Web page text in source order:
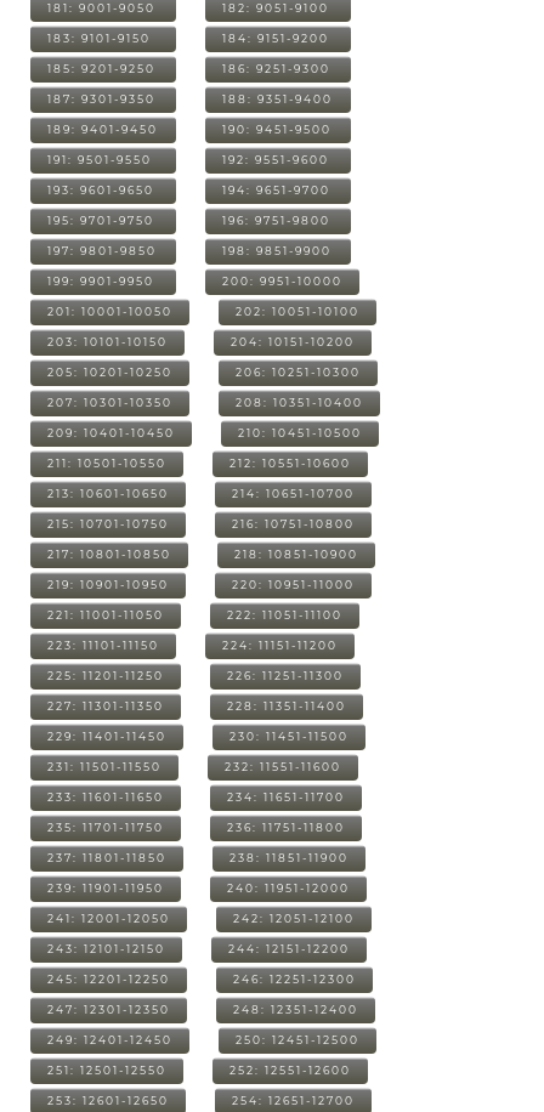
181: 9001-9050 182: 9051-9100
183: 9101-9150 184: 9151-9200
185: 9201-9250 186: 9251-9300
187: 9301-9350 188: 9351-9400
189: 9401-9450 190: 9451-9500
191: 9501-9550 192: 9551-9600
193: 9601-9650 194: 9651-9700
195: 9701-9750 196: 9751-9800
197: 9801-9850 198: 9851-9900
199: 9901-9950 200: 9951-10000
201: 10001-10050 202: 10051-10100
203: 10101-10150 204: 10151-10200
205: 10201-10250 206: 10251-10300
207: 10301-10350 208: 10351-10400
209: 10401-10450 210: 10451-10500
211: 10501-10550 212: 10551-10600
213: 10601-10650 214: 10651-10700
215: 10701-10750 216: 10751-10800
217: 10801-10850 218: 10851-10900
219: 10901-10950 220: 10951-11000
221: 11001-11050 222: 11051-11100
223: 11101-11150 224: 11151-11200
225: 11201-11250 226: 11251-11300
227: 11301-11350 228: 11351-11400
229: 11401-11450 230: 11451-11500
231: 11501-11550 232: 11551-11600
233: 11601-11650 234: 11651-11700
235: 11701-11750 236: 11751-11800
237: 11801-11850 238: 11851-11900
239: 11901-11950 240: 11951-12000
241: 12001-12050 242: 12051-12100
243: 12101-12150 244: 12151-12200
245: 12201-12250 246: 12251-12300
247: 12301-12350 248: 12351-12400
249: 12401-12450 250: 12451-12500
251: 12501-12550 252: 12551-12600
253: 12601-12650 254: 12651-12700